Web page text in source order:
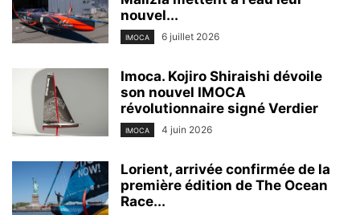
nouvel...
IMOCA 6 juillet 2026
Imoca. Kojiro Shiraishi dévoile
son nouvel IMOCA
révolutionnaire signé Verdier
IMOCA 4 juin 2026
Lorient, arrivée confirmée de la
première édition de The Ocean
Race...